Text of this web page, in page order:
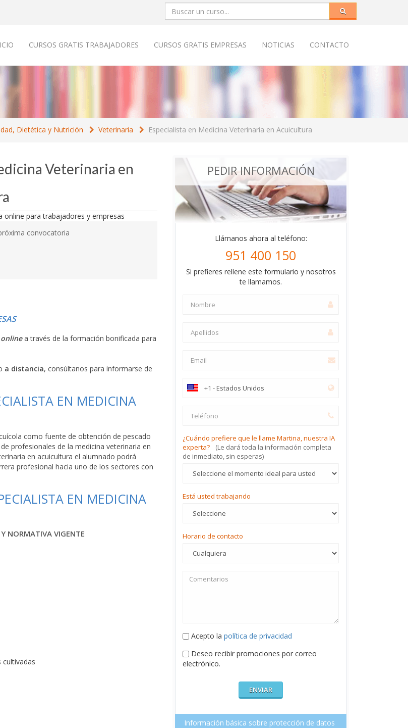
CURSOS GRATIS TRABAJADORES CURSOS GRATIS EMPRESAS NOTICIAS CONTACTO
Dietética y Nutrición Veterinaria Especialista en Medicina Veterinaria en Acuicultura
Veterinaria en
convocatoria
a través de la formación bonificada para
a distancia, consúltanos para informarse de
EN MEDICINA
como fuente de obtención de pescado
profesionales de la medicina veterinaria en
en acuicultura el alumnado podrá
profesional hacia uno de los sectores con
EN MEDICINA
NORMATIVA VIGENTE
cultivadas
PEDIR INFORMACIÓN
Llámanos ahora al teléfono:
951 400 150
Si prefieres rellene este formulario y nosotros
te llamamos.
¿Cuándo prefiere que le llame Martina, nuestra IA
experta?
(Le dará toda la información completa
de inmediato, sin esperas)
Está usted trabajando
Horario de contacto
Acepto la política de privacidad
Deseo recibir promociones por correo
electrónico.
Información básica sobre protección de datos